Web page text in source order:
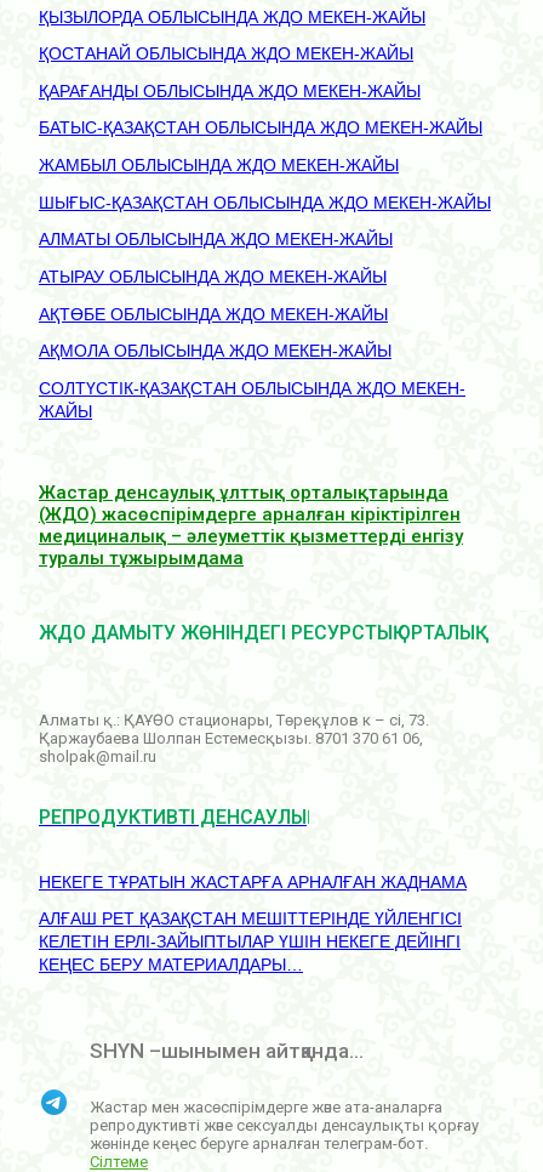
ҚЫЗЫЛОРДА ОБЛЫСЫНДА ЖДО МЕКЕН-ЖАЙЫ
ҚОСТАНАЙ ОБЛЫСЫНДА ЖДО МЕКЕН-ЖАЙЫ
ҚАРАҒАНДЫ ОБЛЫСЫНДА ЖДО МЕКЕН-ЖАЙЫ
БАТЫС-ҚАЗАҚСТАН ОБЛЫСЫНДА ЖДО МЕКЕН-ЖАЙЫ
ЖАМБЫЛ ОБЛЫСЫНДА ЖДО МЕКЕН-ЖАЙЫ
ШЫҒЫС-ҚАЗАҚСТАН ОБЛЫСЫНДА ЖДО МЕКЕН-ЖАЙЫ
АЛМАТЫ ОБЛЫСЫНДА ЖДО МЕКЕН-ЖАЙЫ
АТЫРАУ ОБЛЫСЫНДА ЖДО МЕКЕН-ЖАЙЫ
АҚТӨБЕ ОБЛЫСЫНДА ЖДО МЕКЕН-ЖАЙЫ
АҚМОЛА ОБЛЫСЫНДА ЖДО МЕКЕН-ЖАЙЫ
СОЛТҮСТІК-ҚАЗАҚСТАН ОБЛЫСЫНДА ЖДО МЕКЕН-
ЖАЙЫ
Жастар денсаулық ұлттық орталықтарында
(ЖДО) жасөспірімдерге арналған кіріктірілген
медициналық – әлеуметтік қызметтерді енгізу
туралы тұжырымдама
ЖДО ДАМЫТУ ЖӨНІНДЕГІ РЕСУРСТЫҚ ОРТАЛЫҚ
Алматы қ.: ҚАҰӨО стационары, Төреқұлов к – сі, 73.
Қаржаубаева Шолпан Естемесқызы. 8701 370 61 06,
sholpak@mail.ru
РЕПРОДУКТИВТІ ДЕНСАУЛЫҚ
НЕКЕГЕ ТҰРАТЫН ЖАСТАРҒА АРНАЛҒАН ЖАДНАМА
АЛҒАШ РЕТ ҚАЗАҚСТАН МЕШІТТЕРІНДЕ ҮЙЛЕНГІСІ
КЕЛЕТІН ЕРЛІ-ЗАЙЫПТЫЛАР ҮШІН НЕКЕГЕ ДЕЙІНГІ
КЕҢЕС БЕРУ МАТЕРИАЛДАРЫ…
SHYN –шынымен айтқанда...
Жастар мен жасөспірімдерге және ата-аналарға
репродуктивті және сексуалды денсаулықты қорғау
жөнінде кеңес беруге арналған телеграм-бот.
Сілтеме